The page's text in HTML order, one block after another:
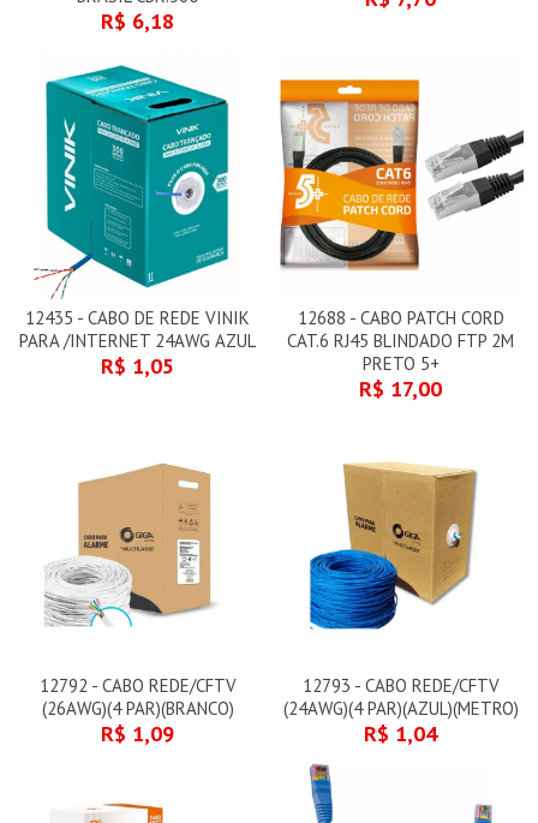
R$ 6,18
12435 - CABO DE REDE VINIK
PARA /INTERNET 24AWG AZUL
R$ 1,05
12688 - CABO PATCH CORD
CAT.6 RJ45 BLINDADO FTP 2M
PRETO 5+
R$ 17,00
12792 - CABO REDE/CFTV
(26AWG)(4 PAR)(BRANCO)
R$ 1,09
12793 - CABO REDE/CFTV
(24AWG)(4 PAR)(AZUL)(METRO)
R$ 1,04